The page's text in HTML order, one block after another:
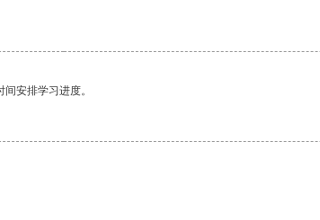
安排学习进度。